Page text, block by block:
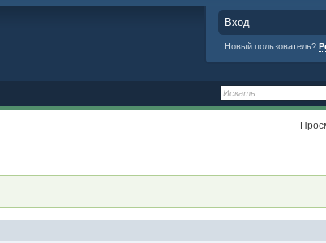
Вход
Новый пользователь?